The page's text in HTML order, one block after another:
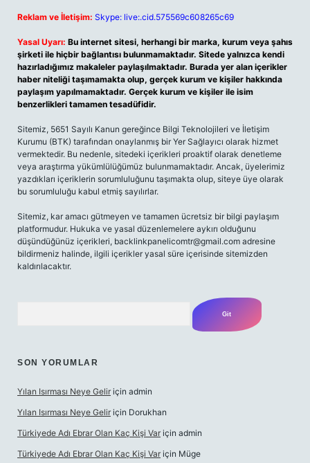
Reklam ve İletişim: Skype: live:.cid.575569c608265c69
Yasal Uyarı: Bu internet sitesi, herhangi bir marka, kurum veya şahıs
şirketi ile hiçbir bağlantısı bulunmamaktadır. Sitede yalnızca kendi
hazırladığımız makaleler paylaşılmaktadır. Burada yer alan içerikler
haber niteliği taşımamakta olup, gerçek kurum ve kişiler hakkında
paylaşım yapılmamaktadır. Gerçek kurum ve kişiler ile isim
benzerlikleri tamamen tesadüfidir.
Sitemiz, 5651 Sayılı Kanun gereğince Bilgi Teknolojileri ve İletişim
Kurumu (BTK) tarafından onaylanmış bir Yer Sağlayıcı olarak hizmet
vermektedir. Bu nedenle, sitedeki içerikleri proaktif olarak denetleme
veya araştırma yükümlülüğümüz bulunmamaktadır. Ancak, üyelerimiz
yazdıkları içeriklerin sorumluluğunu taşımakta olup, siteye üye olarak
bu sorumluluğu kabul etmiş sayılırlar.
Sitemiz, kar amacı gütmeyen ve tamamen ücretsiz bir bilgi paylaşım
platformudur. Hukuka ve yasal düzenlemelere aykırı olduğunu
düşündüğünüz içerikleri, backlinkpanelicomtr@gmail.com adresine
bildirmeniz halinde, ilgili içerikler yasal süre içerisinde sitemizden
kaldırılacaktır.
SON YORUMLAR
Yılan Isırması Neye Gelir için admin
Yılan Isırması Neye Gelir için Dorukhan
Türkiyede Adı Ebrar Olan Kaç Kişi Var için admin
Türkiyede Adı Ebrar Olan Kaç Kişi Var için Müge